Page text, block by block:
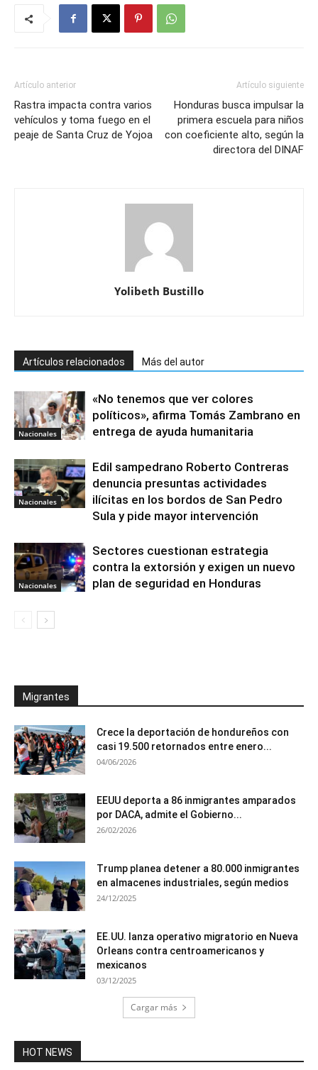
Artículo anterior
Rastra impacta contra varios
vehículos y toma fuego en el
peaje de Santa Cruz de Yojoa
Artículo siguiente
Honduras busca impulsar la
primera escuela para niños
con coeficiente alto, según la
directora del DINAF
Yolibeth Bustillo
Artículos relacionados Más del autor
Nacionales
«No tenemos que ver colores
políticos», afirma Tomás Zambrano en
entrega de ayuda humanitaria
Nacionales
Edil sampedrano Roberto Contreras
denuncia presuntas actividades
ilícitas en los bordos de San Pedro
Sula y pide mayor intervención
Nacionales
Sectores cuestionan estrategia
contra la extorsión y exigen un nuevo
plan de seguridad en Honduras
Migrantes
Crece la deportación de hondureños con
casi 19.500 retornados entre enero...
04/06/2026
EEUU deporta a 86 inmigrantes amparados
por DACA, admite el Gobierno...
26/02/2026
Trump planea detener a 80.000 inmigrantes
en almacenes industriales, según medios
24/12/2025
EE.UU. lanza operativo migratorio en Nueva
Orleans contra centroamericanos y
mexicanos
03/12/2025
Cargar más
HOT NEWS